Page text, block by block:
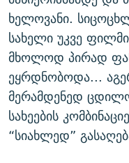
ხელოვანი.
სახელი უკვე
მხოლოდ პირად
ეყრდნობოდა...
მერამდენედ
სახეების
“სიახლედ”